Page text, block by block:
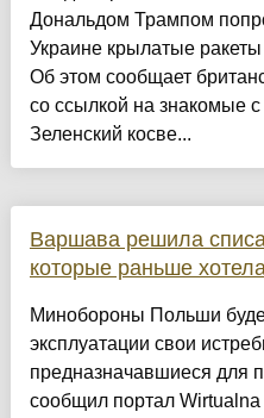
Дональдом Трампом
Украине крылатые
Об этом сообщает
со ссылкой на знакомые с
Зеленский косве...
Варшава решила
которые раньше
Минобороны Польши
эксплуатации свои
предназначавшиеся для
сообщил портал